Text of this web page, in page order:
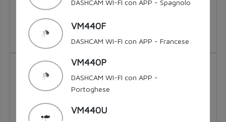
H4, H19 | LED 12 V
07463
DASHCAM WI-FI con APP - Spagnolo
VM440F
DASHCAM WI-FI con APP - Francese
DASHCAM WI-FI con APP - Portoghese
VM440U